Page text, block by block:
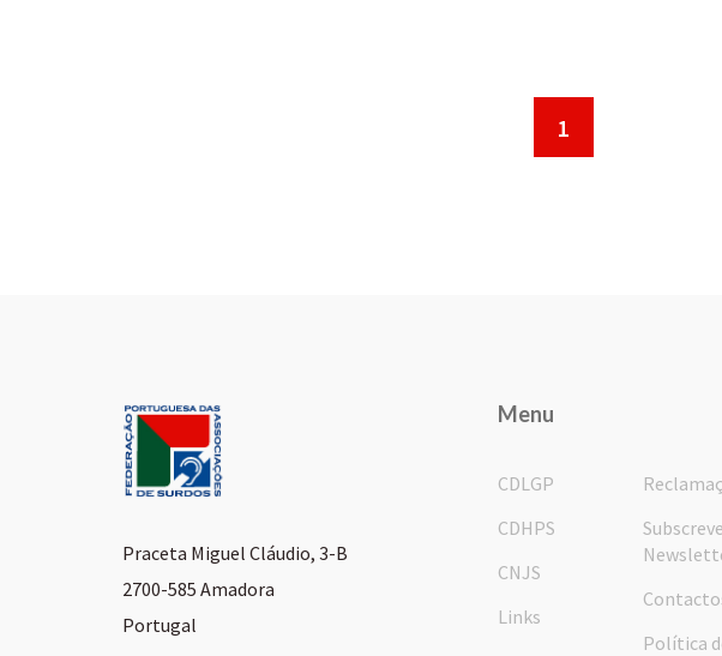
1
Praceta Miguel Cláudio, 3-B
2700-585 Amadora
Portugal
Menu
CDLGP
CDHPS
CNJS
Links
Política